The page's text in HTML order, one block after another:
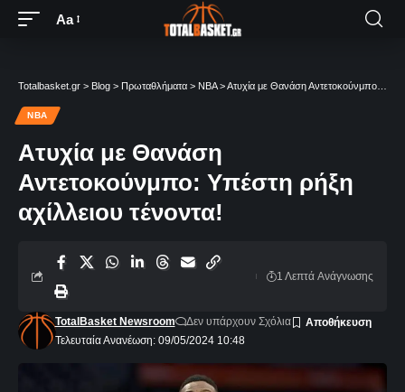
Aa
Totalbasket.gr > Blog > Πρωταθλήματα > NBA>Aτυχία με Θανάση Αντετοκούνμπο: Υπέστη ρήξη αχίλλειου τένοντα!
NBA
Aτυχία με Θανάση
Αντετοκούνμπο: Υπέστη ρήξη
αχίλλειου τένοντα!
Τελευταία Ανανέωση: 09/05/2024 10:48
TotalBasket Newsroom Δεν υπάρχουν Σχόλια
1 Λεπτά Aνάγνωσης